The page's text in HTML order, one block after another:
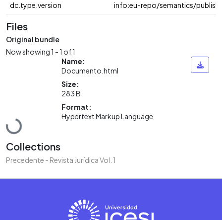
dc.type.version
info:eu-repo/semantics/
Files
Original bundle
Now showing1 - 1 of 1
Loading...
Name:
Documento.html
Size:
283 B
Format:
Hypertext Markup Language
Collections
Precedente - Revista Jurídica Vol. 1